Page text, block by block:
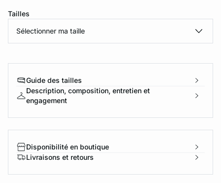
Tailles
Sélectionner ma taille
Guide des tailles
Description, composition, entretien et
engagement
Disponibilité en boutique
Livraisons et retours